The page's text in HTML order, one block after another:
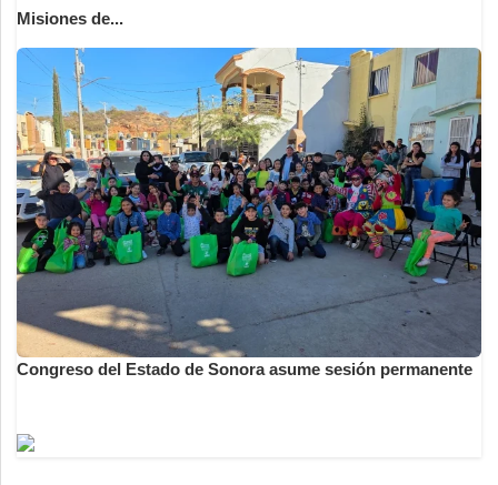
Misiones de...
Congreso del Estado de Sonora asume sesión permanente